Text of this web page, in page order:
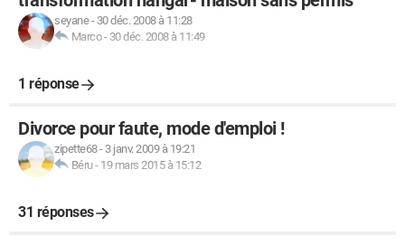
seyane- 30 déc. 2008 à 11:28
Marco- 30 déc. 2008 à 11:49
1 réponse
Divorce pour faute, mode d'emploi !
zipette68- 3 janv. 2009 à 19:21
Béru- 19 mars 2015 à 15:12
31 réponses